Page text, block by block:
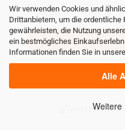
Wir verwenden Cookies und
Drittanbietern, um die
gewährleisten, die Nutzung
ein bestmögliches
Informationen finden Sie in
Alle
Weitere
IN DEN